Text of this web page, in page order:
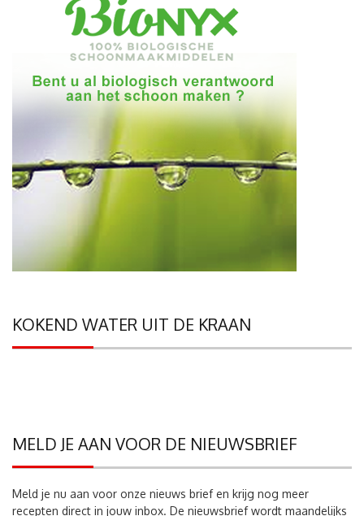
KOKEND WATER UIT DE KRAAN
MELD JE AAN VOOR DE NIEUWSBRIEF
Meld je nu aan voor onze nieuws brief en krijg nog meer
recepten direct in jouw inbox. De nieuwsbrief wordt maandelijks